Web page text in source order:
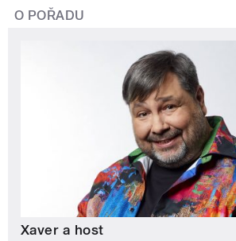
O POŘADU
Xaver a host